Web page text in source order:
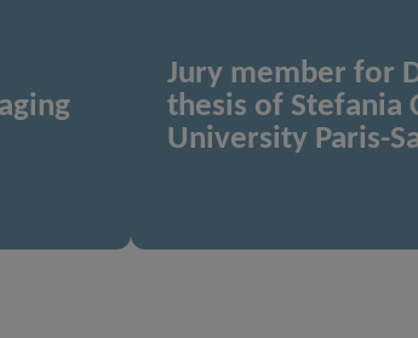
Jury member for
thesis of Stefania
University Paris-